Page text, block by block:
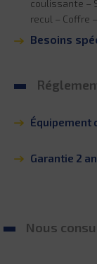
coulissante –
recul – Coffre
Besoins
Équipement
Garantie 2
Nous